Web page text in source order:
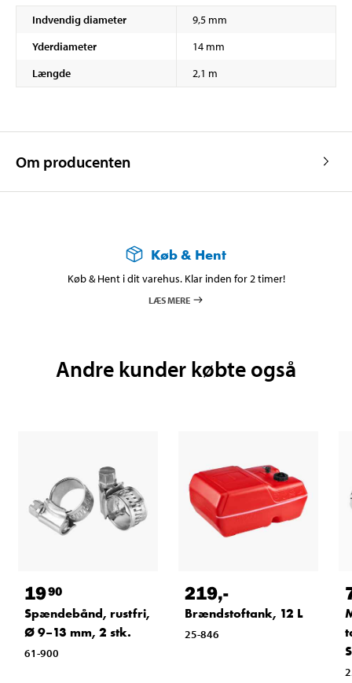
Indvendig diameter
9,5 mm
Yderdiameter
14 mm
Længde
2,1 m
Om producenten
Køb & Hent
Køb & Hent i dit varehus. Klar inden for 2 timer!
LÆS MERE
Andre kunder købte også
1990
Spændebånd, rustfri,
Ø 9–13 mm, 2 stk.
61-900
219,-
Brændstoftank, 12 L
25-846